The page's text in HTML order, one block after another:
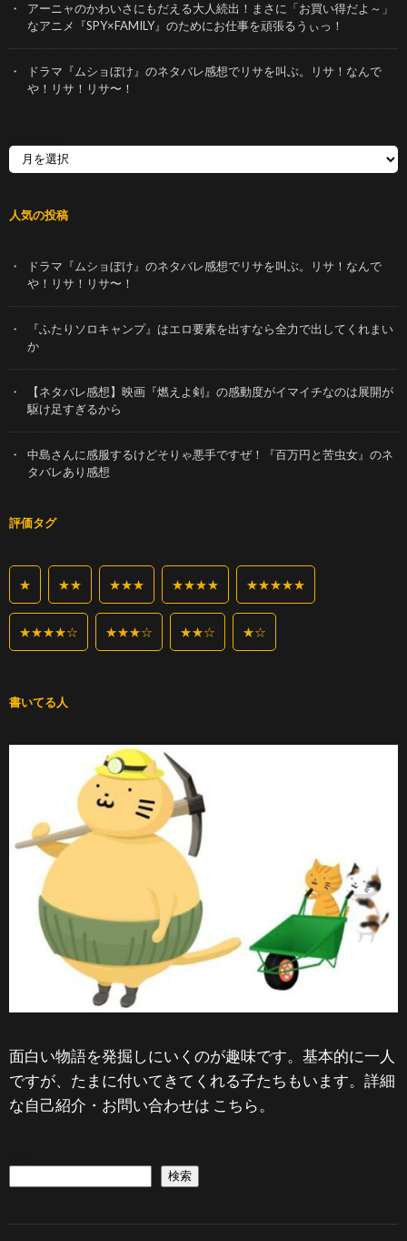
アーニャのかわいさにもだえる大人続出！まさに「お買い得だよ～」
なアニメ『SPY×FAMILY』のためにお仕事を頑張るうぃっ！
ドラマ『ムショぼけ』のネタバレ感想でリサを叫ぶ。リサ！なんで
や！リサ！リサ〜！
人気の投稿
ドラマ『ムショぼけ』のネタバレ感想でリサを叫ぶ。リサ！なんで
や！リサ！リサ〜！
『ふたりソロキャンプ』はエロ要素を出すなら全力で出してくれまい
か
【ネタバレ感想】映画『燃えよ剣』の感動度がイマイチなのは展開が
駆け足すぎるから
中島さんに感服するけどそりゃ悪手ですぜ！『百万円と苦虫女』のネ
タバレあり感想
評価タグ
★ ★★ ★★★ ★★★★ ★★★★★
★★★★☆ ★★★☆ ★★☆ ★☆
書いてる人
面白い物語を発掘しにいくのが趣味です。基本的に一人
ですが、たまに付いてきてくれる子たちもいます。詳細
な自己紹介・お問い合わせは こちら。
検索